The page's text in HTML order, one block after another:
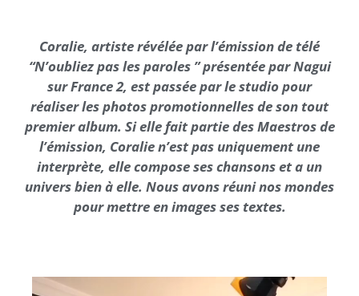
Coralie, artiste révélée par l’émission de télé
“N’oubliez pas les paroles ” présentée par Nagui
sur France 2, est passée par le studio pour
réaliser les photos promotionnelles de son tout
premier album. Si elle fait partie des Maestros de
l’émission, Coralie n’est pas uniquement une
interprète, elle compose ses chansons et a un
univers bien à elle. Nous avons réuni nos mondes
pour mettre en images ses textes.